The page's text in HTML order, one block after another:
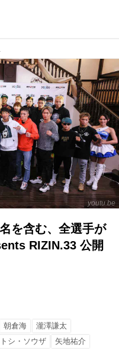
量結果
youtu.be
を含む、全選手が
RIZIN.33 公開
朝倉海
瀧澤謙太
シ・ソウザ
矢地祐介